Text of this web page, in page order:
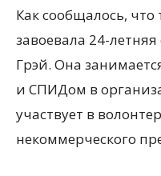
Как сообщалось, что
завоевала 24-
Грэй. Она
и СПИДом в
участвует в
некоммерческого